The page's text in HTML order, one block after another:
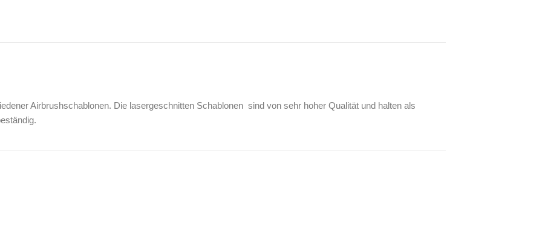
Airbrushschablonen. Die lasergeschnitten Schablonen sind von sehr hoher Qualität und halten als